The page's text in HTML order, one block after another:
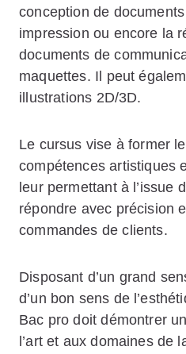
conception de
impression ou encore la
documents de
maquettes. Il peut
illustrations 2D/3D.
Le cursus vise à former
compétences artistiques
leur permettant à l’issue
répondre avec précision
commandes de clients.
Disposant d’un grand
d’un bon sens de
Bac pro doit démontrer
l’art et aux domaines de